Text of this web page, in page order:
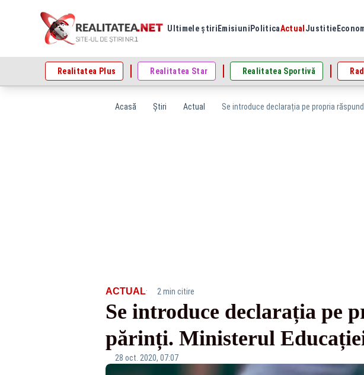
Ultimele știri Emisiuni PoliticaActual Justitie
Realitatea Plus Realitatea Star Realitatea Sportivă
Acasă Știri Actual Se introduce declarația pe propria
ACTUAL· 2 min citire
Se introduce declarația pe
părinți. Ministerul
28 oct. 2020, 07:07